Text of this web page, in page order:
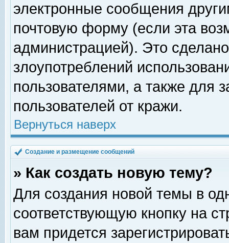
электронные сообщения
почтовую форму (если эта
администрацией). Это
злоупотреблений
пользователями, а также для
пользователей от кражи.
Вернуться наверх
Создание и размещение сообщений
» Как создать новую тему?
Для создания новой темы в
соответствующую кнопку на
вам придется